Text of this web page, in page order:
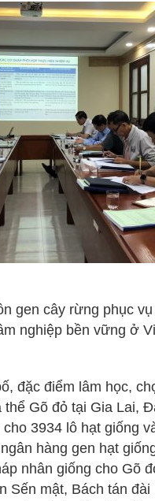
gen cây rừng phục
nghiệp bền vững ở
đặc điểm lâm học,
thể Gõ đỏ tại Gia Lai,
3934 lô hạt giống
hàng gen hạt
nhân giống cho Gõ
Sến mật, Bách tán